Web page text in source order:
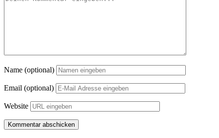
Name (optional)
Email (optional)
Website